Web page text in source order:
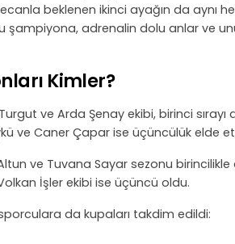
beklenen ikinci ayağın da aynı
şampiyona, adrenalin dolu anlar ve
Kimler?
ve Arda Şenay ekibi, birinci
ve Caner Çapar ise üçüncülük elde
ve Tuvana Sayar sezonu birincilikle
İşler ekibi ise üçüncü oldu.
sporculara da kupaları takdim edildi: